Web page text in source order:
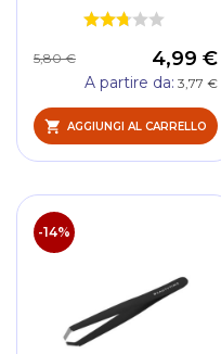
4,99 €
5,80 €
A partire da 3,77 €
AGGIUNGI AL CARRELLO
-14%